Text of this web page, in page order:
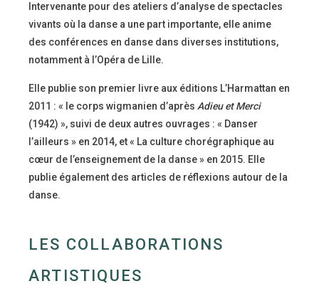
Intervenante pour des ateliers d’analyse de spectacles
vivants où la danse a une part importante, elle anime
des conférences en danse dans diverses institutions,
notamment à l’Opéra de Lille.
Elle publie son premier livre aux éditions L’Harmattan en
2011 : « le corps wigmanien d’après Adieu et Merci
(1942) », suivi de deux autres ouvrages : « Danser
l’ailleurs » en 2014, et « La culture chorégraphique au
cœur de l’enseignement de la danse » en 2015. Elle
publie également des articles de réflexions autour de la
danse.
LES COLLABORATIONS
ARTISTIQUES